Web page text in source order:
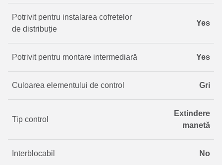
Potrivit pentru instalarea cofretelor
de distribuție
Yes
Potrivit pentru montare intermediară Yes
Culoarea elementului de control Gri
Tip control
Extindere
manetă
Interblocabil No